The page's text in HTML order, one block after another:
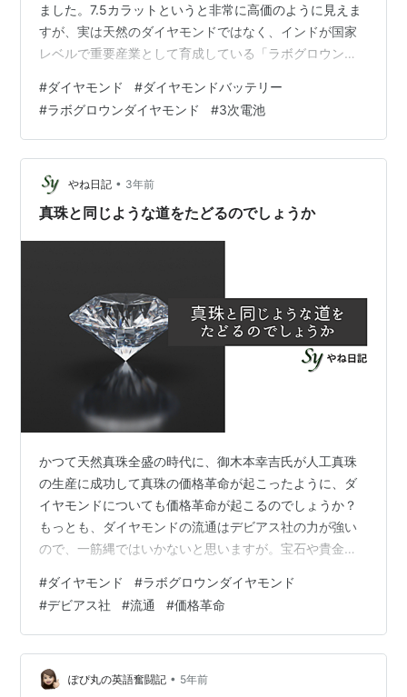
ました。7.5カラットというと非常に高価のように見えま
すが、実は天然のダイヤモンドではなく、インドが国家
レベルで重要産業として育成している「ラボグロウン
ヤモンドは1950年代から作られてきました。 当初は品質
が低く、工業用にしか使えませんでしたが、新たな製造
方法の登場によって飛躍的に進化しました。現在のラボ
グロウンダイヤモンドは、天然ダイヤモンドの1/20の価
格でありながら、物理的・化学的・光学的に完全に同一
の成分を持っています。地下200…
#ダイヤモンド #ダイヤモンドバッテリー
#ラボグロウンダイヤモンド #3次電池
やね日記 • 3年前
真珠と同じような道をたどるのでしょうか
かつて天然真珠全盛の時代に、御木本幸吉氏が人工真珠
の生産に成功して真珠の価格革命が起こったように、ダ
イヤモンドについても価格革命が起こるのでしょうか？
もっとも、ダイヤモンドの流通はデビアス社の力が強い
ので、一筋縄ではいかないと思いますが。宝石や貴金属
が人為的に維持されてきましたしね。 ラボグロウンダイ
ヤモンドがそこにどこまで食い込んでいくか。 ダイヤモ
ンドはカッティングもその価値を決めているので、まだ
まだ先行きは見えないですね。ランキング参加中雑談ラ
ンキング参加中雑談・日記を書きたい人のグループ
#ダイヤモンド #ラボグロウンダイヤモンド
#デビアス社 #流通 #価格革命
ぽぴ丸の英語奮闘記 • 5年前